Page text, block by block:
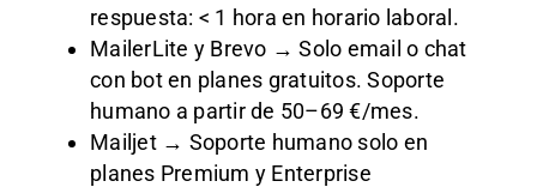
respuesta: < 1 hora en horario laboral.
MailerLite y Brevo → Solo email o chat
con bot en planes gratuitos. Soporte
humano a partir de 50–69 €/mes.
Mailjet → Soporte humano solo en
planes Premium y Enterprise